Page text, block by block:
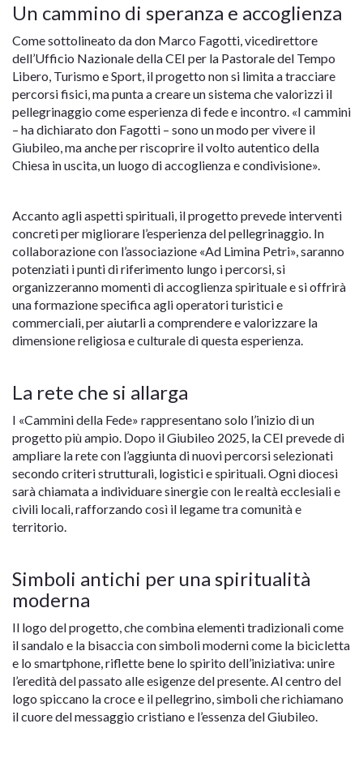
Un cammino di speranza e accoglienza
Come sottolineato da don Marco Fagotti, vicedirettore
dell’Ufficio Nazionale della CEI per la Pastorale del Tempo
Libero, Turismo e Sport, il progetto non si limita a tracciare
percorsi fisici, ma punta a creare un sistema che valorizzi il
pellegrinaggio come esperienza di fede e incontro. «I cammini
– ha dichiarato don Fagotti – sono un modo per vivere il
Giubileo, ma anche per riscoprire il volto autentico della
Chiesa in uscita, un luogo di accoglienza e condivisione».
Accanto agli aspetti spirituali, il progetto prevede interventi
concreti per migliorare l’esperienza del pellegrinaggio. In
collaborazione con l’associazione «Ad Limina Petri», saranno
potenziati i punti di riferimento lungo i percorsi, si
organizzeranno momenti di accoglienza spirituale e si offrirà
una formazione specifica agli operatori turistici e
commerciali, per aiutarli a comprendere e valorizzare la
dimensione religiosa e culturale di questa esperienza.
La rete che si allarga
I «Cammini della Fede» rappresentano solo l’inizio di un
progetto più ampio. Dopo il Giubileo 2025, la CEI prevede di
ampliare la rete con l’aggiunta di nuovi percorsi selezionati
secondo criteri strutturali, logistici e spirituali. Ogni diocesi
sarà chiamata a individuare sinergie con le realtà ecclesiali e
civili locali, rafforzando così il legame tra comunità e
territorio.
Simboli antichi per una spiritualità
moderna
Il logo del progetto, che combina elementi tradizionali come
il sandalo e la bisaccia con simboli moderni come la bicicletta
e lo smartphone, riflette bene lo spirito dell’iniziativa: unire
l’eredità del passato alle esigenze del presente. Al centro del
logo spiccano la croce e il pellegrino, simboli che richiamano
il cuore del messaggio cristiano e l’essenza del Giubileo.